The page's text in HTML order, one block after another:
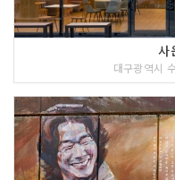
사
대구광역시